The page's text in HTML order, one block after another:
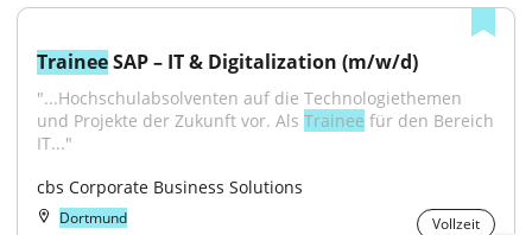
Trainee SAP – IT & Digitalization (m/w/d)
"...Hochschulabsolventen auf die Technologiethemen
und Projekte der Zukunft vor. Als Trainee für den Bereich
IT..."
cbs Corporate Business Solutions
Dortmund Vollzeit